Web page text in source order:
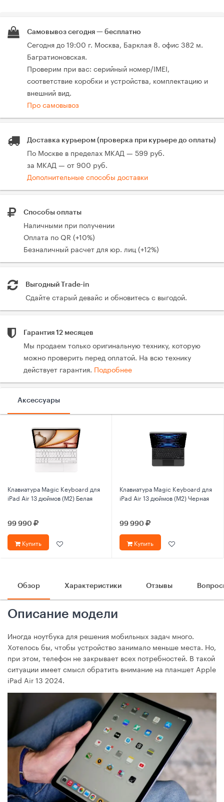
Самовывоз сегодня — бесплатно
Сегодня до 19:00 г. Москва, Барклая 8. офис 382 м.
Багратионовская.
Проверим при вас: серийный номер/IMEI,
соответствие коробки и устройства, комплектацию и
внешний вид.
Про самовывоз
Доставка курьером (проверка при курьере до оплаты)
По Москве в пределах МКАД — 599 руб.
за МКАД — от 900 руб.
Дополнительные способы доставки
Способы оплаты
Наличными при получении
Оплата по QR (+10%)
Безналичный расчет для юр. лиц (+12%)
Выгодный Trade-in
Сдайте старый девайс и обновитесь с выгодой.
Гарантия 12 месяцев
Мы продаем только оригинальную технику, которую
можно проверить перед оплатой. На всю технику
действует гарантия. Подробнее
Аксессуары
Клавиатура Magic Keyboard для
iPad Air 13 дюймов (M2) Белая
99 990
Купить
Клавиатура Magic Keyboard для
iPad Air 13 дюймов (M2) Черная
99 990
Купить
Обзор Характеристики Отзывы
Описание модели
Иногда ноутбука для решения мобильных задач много.
Хотелось бы, чтобы устройство занимало меньше места. Но,
при этом, телефон не закрывает всех потребностей. В такой
ситуации имеет смысл обратить внимание на планшет Apple
iPad Air 13 2024.